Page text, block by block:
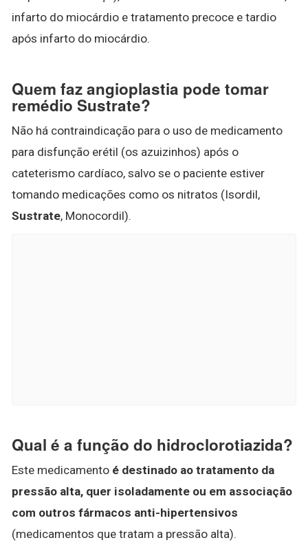
infarto do miocárdio e tratamento precoce e tardio
após infarto do miocárdio.
Quem faz angioplastia pode tomar
remédio Sustrate?
Não há contraindicação para o uso de medicamento
para disfunção erétil (os azuizinhos) após o
cateterismo cardíaco, salvo se o paciente estiver
tomando medicações como os nitratos (Isordil,
Sustrate, Monocordil).
Qual é a função do hidroclorotiazida?
Este medicamento é destinado ao tratamento da
pressão alta, quer isoladamente ou em associação
com outros fármacos anti-hipertensivos
(medicamentos que tratam a pressão alta).